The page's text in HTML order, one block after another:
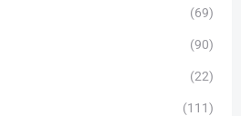
(69)
(90)
(22)
(111)